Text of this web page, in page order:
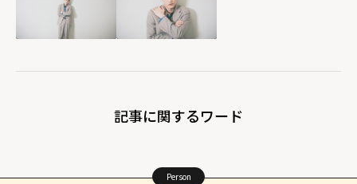
記事に関するワード
Person